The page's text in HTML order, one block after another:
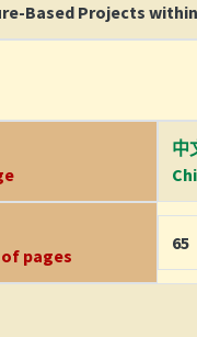
Based Projects
中
pages
65